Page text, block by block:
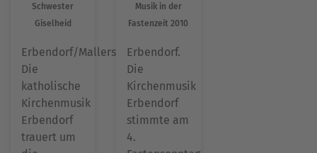
Schwester
Giselheid
Erbendorf/Mallersdorf.
Die
katholische
Kirchenmusik
Erbendorf
trauert um
Musik in der
Fastenzeit 2010
Erbendorf.
Die
Kirchenmusik
Erbendorf
stimmte am
4.